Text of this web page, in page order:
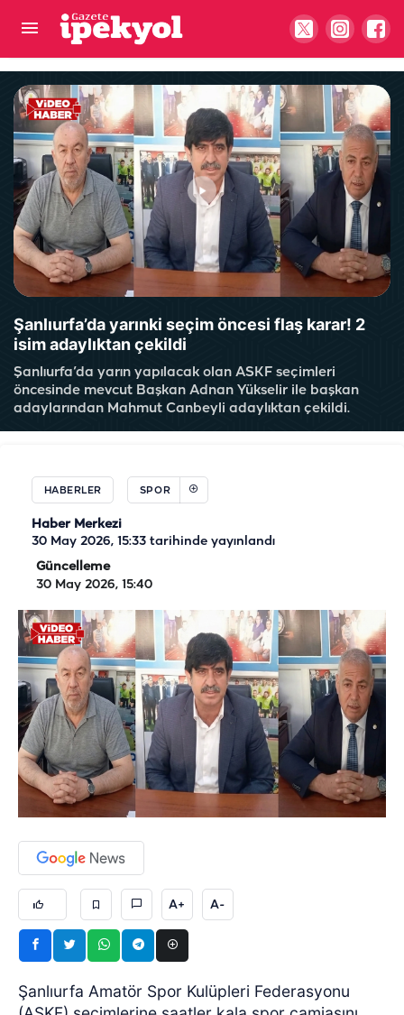
Şanlıurfa’da yarınki seçim öncesi flaş karar! 2
isim adaylıktan çekildi
Şanlıurfa’da yarın yapılacak olan ASKF seçimleri
öncesinde mevcut Başkan Adnan Yükselir ile başkan
adaylarından Mahmut Canbeyli adaylıktan çekildi.
HABERLER SPOR
Haber Merkezi
30 May 2026, 15:33 tarihinde yayınlandı
Güncelleme
30 May 2026, 15:40
A+ A-
Şanlıurfa Amatör Spor Kulüpleri Federasyonu
Şanlıurfaspor, Fenerbahçe'nin eski kalecisi ile
anlaştı!